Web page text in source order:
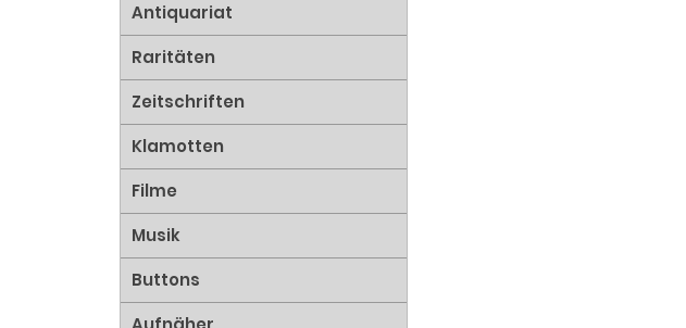
Antiquariat
Raritäten
Zeitschriften
Klamotten
Filme
Musik
Buttons